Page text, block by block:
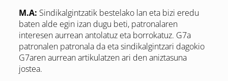
M.A: Sindikalgintzatik bestelako lan eta bizi eredu
baten alde egin izan dugu beti, patronalaren
interesen aurrean antolatuz eta borrokatuz. G7a
patronalen patronala da eta sindikalgintzari dagokio
G7aren aurrean artikulatzen ari den aniztasuna
jostea.